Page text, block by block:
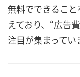
無料でできるこ
えており、“広告
注目が集まってい